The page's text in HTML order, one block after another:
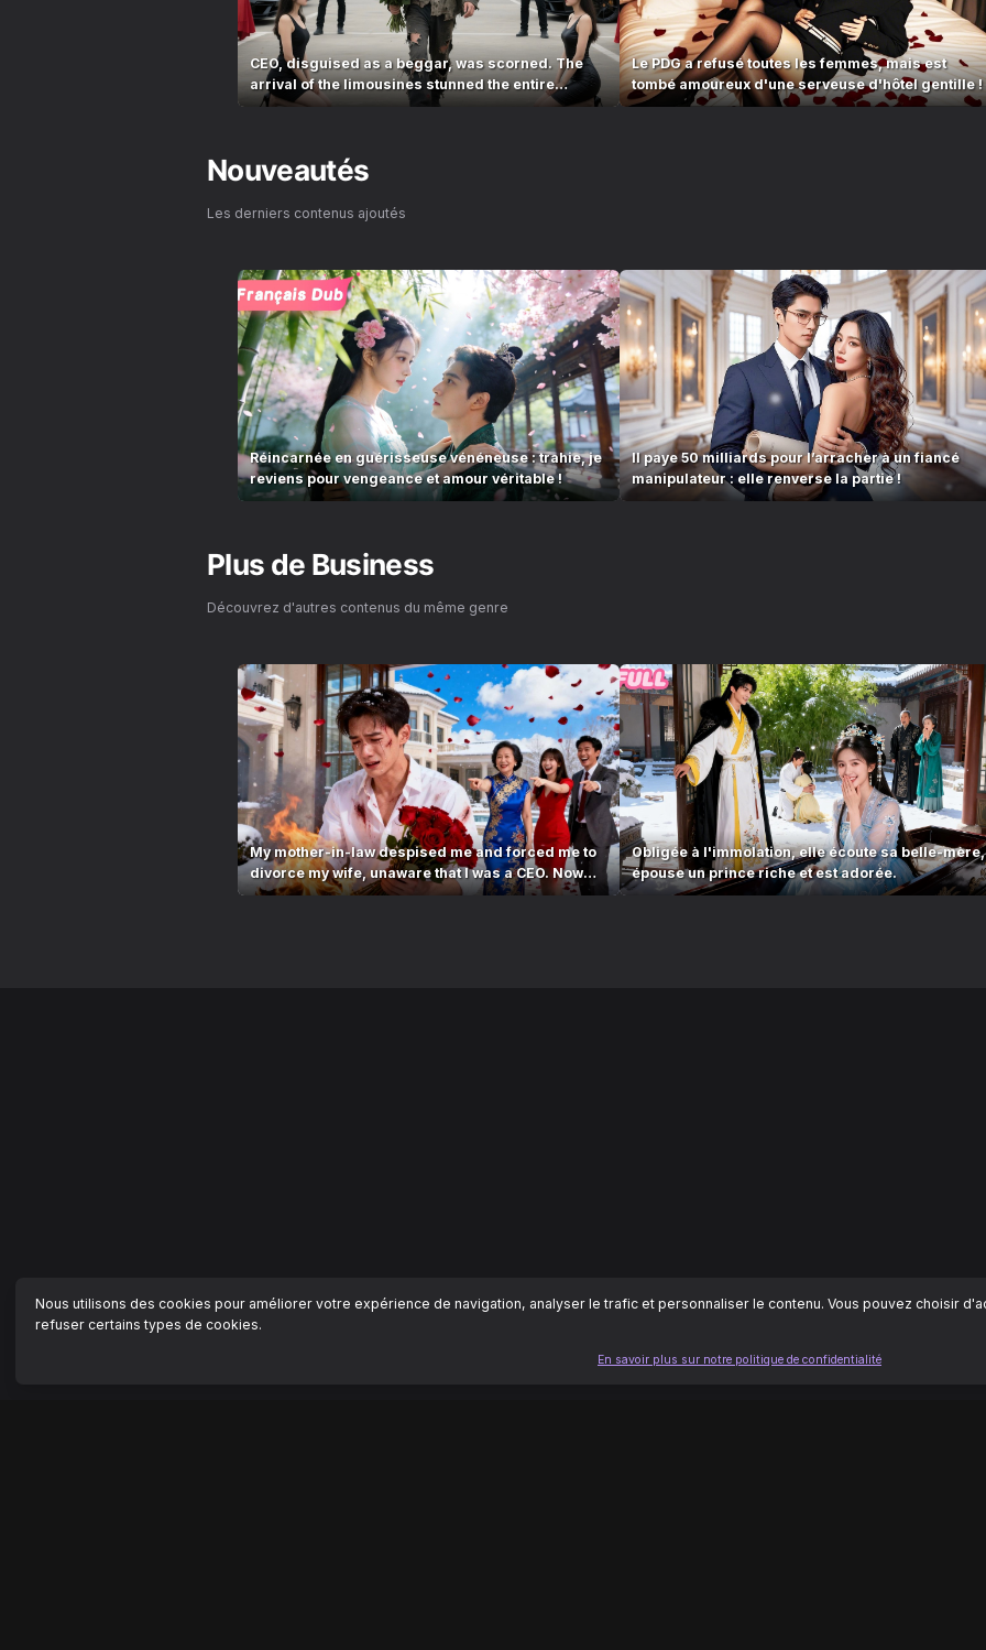
CEO, disguised as a beggar, was scorned. The
arrival of the limousines stunned the entire
village!
Le PDG a refusé toutes les femmes, mais est
tombé amoureux d'une serveuse d'hôtel gentille !
Nouveautés
Les derniers contenus ajoutés
Réincarnée en guérisseuse vénéneuse : trahie, je
reviens pour vengeance et amour véritable !
Il paye 50 milliards pour l’arracher à un fiancé
manipulateur : elle renverse la partie !
Plus de Business
Découvrez d'autres contenus du même genre
My mother-in-law despised me and forced me to
divorce my wife, unaware that I was a CEO. Now
they...
Obligée à l'immolation, elle écoute sa belle-mère,
épouse un prince riche et est adorée.
Nous utilisons des cookies pour améliorer votre expérience de navigation, analyser le trafic et personnaliser le contenu. Vous pouvez choisir
refuser certains types de cookies.
En savoir plus sur notre politique de confidentialité